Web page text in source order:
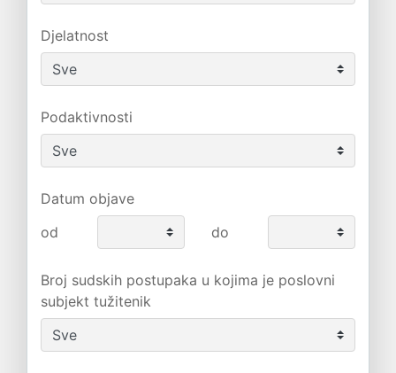
Djelatnost
Podaktivnosti
Datum objave
od
do
Broj sudskih postupaka u kojima je poslovni
subjekt tužitenik